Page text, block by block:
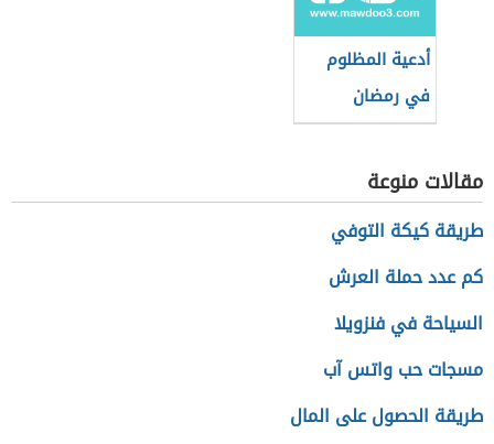
أدعية المظلوم
في رمضان
مقالات منوعة
طريقة كيكة التوفي
كم عدد حملة العرش
السياحة في فنزويلا
مسجات حب واتس آب
طريقة الحصول على المال